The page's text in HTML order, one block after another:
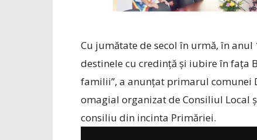
Cu jumătate de secol în urmă, în
destinele cu credință și iubire în fața
familii”, a anunțat primarul comunei
omagial organizat de Consiliul Local
consiliu din incinta Primăriei.